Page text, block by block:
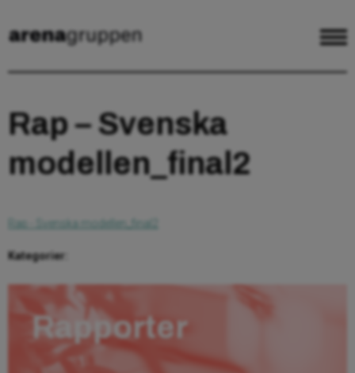
Rap – Svenska
modellen_final2
Rap - Svenska modellen_final2
Kategorier:
Rapporter